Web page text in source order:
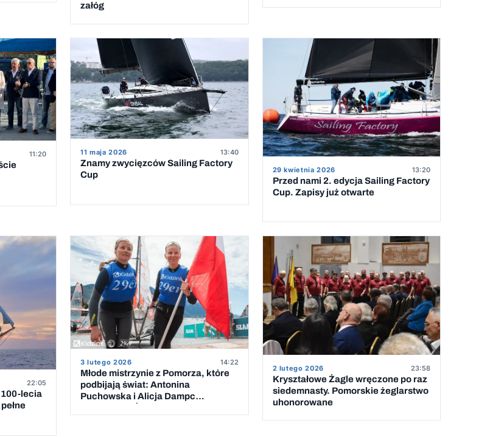
załóg
11:20 11 maja 2026 13:40
Znamy zwycięzców Sailing Factory
Cup
29 kwietnia 2026 13:20
Przed nami 2. edycja Sailing Factory
Cup. Zapisy już otwarte
22:05
100-lecia
3 lutego 2026 14:22
Młode mistrzynie z Pomorza, które
podbijają świat: Antonina
Puchowska i Alicja Dampc
2 lutego 2026 23:58
Kryształowe Żagle wręczone po raz
siedemnasty. Pomorskie żeglarstwo
uhonorowane